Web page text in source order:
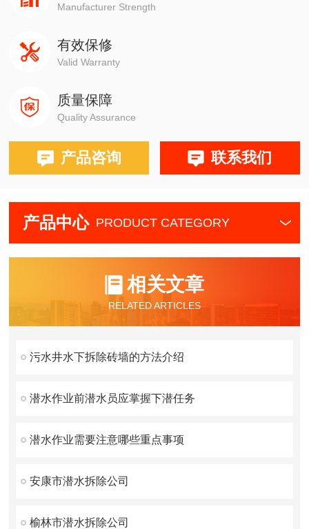
大。
Manufacturer Strength
有效保修
Valid Warranty
质量保障
Quality Assurance
产品咨询 联系我们
产品中心 PRODUCT CATEGORY
相关文章
RELATED ARTICLES
污水井水下拆除砖墙的方法介绍
潜水作业前潜水员应掌握下潜任务
潜水作业需要注意哪些重点事项
安康市潜水拆除公司
榆林市潜水拆除公司